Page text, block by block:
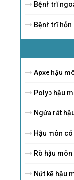
Bệnh trĩ
Bệnh trĩ hỗn
Apxe hậu
Polyp hậu
Ngứa rát
Hậu môn có
Rò hậu môn
Nứt kẽ hậu